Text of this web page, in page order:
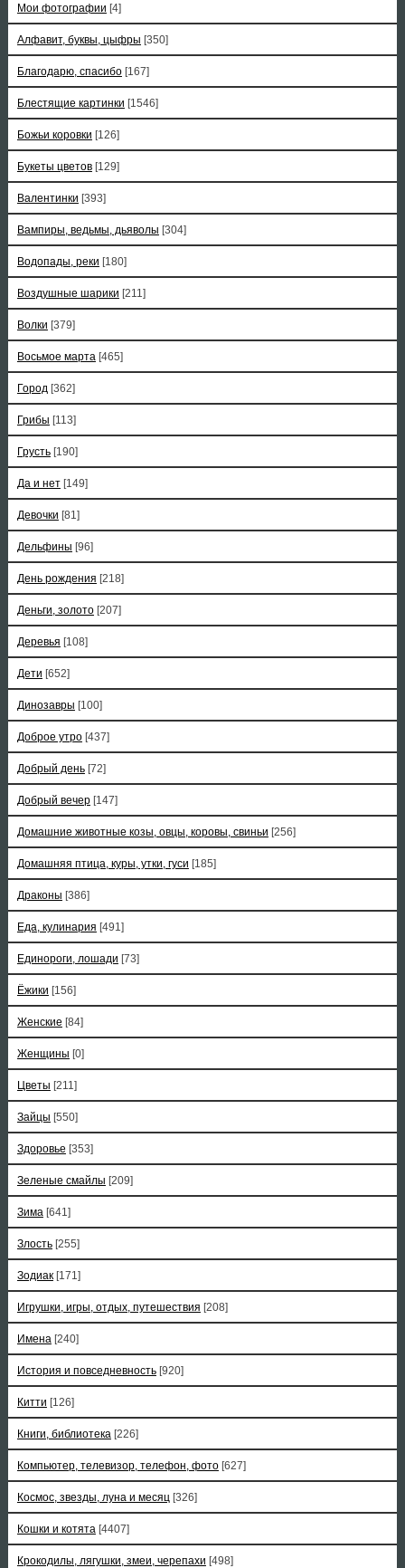
Мои фотографии [4]
Алфавит, буквы, цыфры [350]
Благодарю, спасибо [167]
Блестящие картинки [1546]
Божьи коровки [126]
Букеты цветов [129]
Валентинки [393]
Вампиры, ведьмы, дьяволы [304]
Водопады, реки [180]
Воздушные шарики [211]
Волки [379]
Восьмое марта [465]
Город [362]
Грибы [113]
Грусть [190]
Да и нет [149]
Девочки [81]
Дельфины [96]
День рождения [218]
Деньги, золото [207]
Деревья [108]
Дети [652]
Динозавры [100]
Доброе утро [437]
Добрый день [72]
Добрый вечер [147]
Домашние животные козы, овцы, коровы, свиньи [256]
Домашняя птица, куры, утки, гуси [185]
Драконы [386]
Еда, кулинария [491]
Единороги, лошади [73]
Ёжики [156]
Женские [84]
Женщины [0]
Цветы [211]
Зайцы [550]
Здоровье [353]
Зеленые смайлы [209]
Зима [641]
Злость [255]
Зодиак [171]
Игрушки, игры, отдых, путешествия [208]
Имена [240]
История и повседневность [920]
Китти [126]
Книги, библиотека [226]
Компьютер, телевизор, телефон, фото [627]
Космос, звезды, луна и месяц [326]
Кошки и котята [4407]
Крокодилы, лягушки, змеи, черепахи [498]